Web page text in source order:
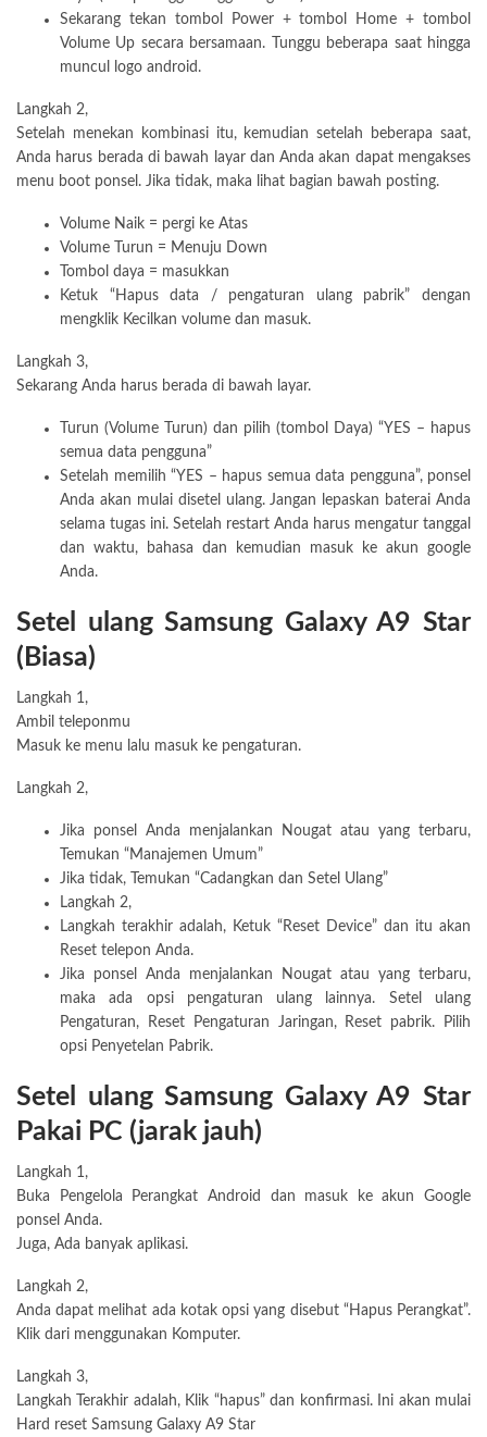
Sekarang tekan tombol Power + tombol Home + tombol
Volume Up secara bersamaan. Tunggu beberapa saat hingga
muncul logo android.
Langkah 2,
Setelah menekan kombinasi itu, kemudian setelah beberapa saat,
Anda harus berada di bawah layar dan Anda akan dapat mengakses
menu boot ponsel. Jika tidak, maka lihat bagian bawah posting.
Volume Naik = pergi ke Atas
Volume Turun = Menuju Down
Tombol daya = masukkan
Ketuk “Hapus data / pengaturan ulang pabrik” dengan
mengklik Kecilkan volume dan masuk.
Langkah 3,
Sekarang Anda harus berada di bawah layar.
Turun (Volume Turun) dan pilih (tombol Daya) “YES – hapus
semua data pengguna”
Setelah memilih “YES – hapus semua data pengguna”, ponsel
Anda akan mulai disetel ulang. Jangan lepaskan baterai Anda
selama tugas ini. Setelah restart Anda harus mengatur tanggal
dan waktu, bahasa dan kemudian masuk ke akun google
Anda.
Setel ulang Samsung Galaxy A9 Star
(Biasa)
Langkah 1,
Ambil teleponmu
Masuk ke menu lalu masuk ke pengaturan.
Langkah 2,
Jika ponsel Anda menjalankan Nougat atau yang terbaru,
Temukan “Manajemen Umum”
Jika tidak, Temukan “Cadangkan dan Setel Ulang”
Langkah 2,
Langkah terakhir adalah, Ketuk “Reset Device” dan itu akan
Reset telepon Anda.
Jika ponsel Anda menjalankan Nougat atau yang terbaru,
maka ada opsi pengaturan ulang lainnya. Setel ulang
Pengaturan, Reset Pengaturan Jaringan, Reset pabrik. Pilih
opsi Penyetelan Pabrik.
Setel ulang Samsung Galaxy A9 Star
Pakai PC (jarak jauh)
Langkah 1,
Buka Pengelola Perangkat Android dan masuk ke akun Google
ponsel Anda.
Juga, Ada banyak aplikasi.
Langkah 2,
Anda dapat melihat ada kotak opsi yang disebut “Hapus Perangkat”.
Klik dari menggunakan Komputer.
Langkah 3,
Langkah Terakhir adalah, Klik “hapus” dan konfirmasi. Ini akan mulai
Hard reset Samsung Galaxy A9 Star